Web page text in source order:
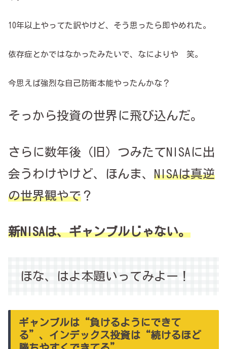
10年以上やってた訳やけど、そう思ったら即やめれた。
依存症とかではなかったみたいで、なによりや 笑。
今思えば強烈な自己防衛本能やったんかな？
そっから投資の世界に飛び込んだ。
さらに数年後（旧）つみたてNISAに出
会うわけやけど、ほんま、 NISAは真逆
の世界観やで ？
新NISAは、ギャンブルじゃない。
ほな、はよ本題い ってみよー！
ギャンブルは“負けるようにできて
る”、インデックス投資は“続けるほど